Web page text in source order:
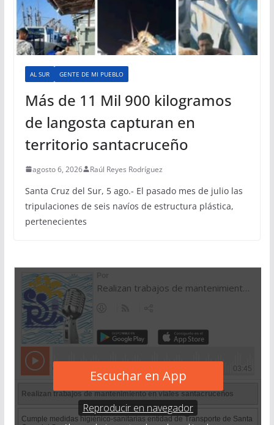
AL SUR GENTE DE MI PUEBLO
Más de 11 Mil 900 kilogramos
de langosta capturan en
territorio santacruceño
agosto 6, 2026 Raúl Reyes Rodríguez
Santa Cruz del Sur, 5 ago.- El pasado mes de julio las
tripulaciones de seis navíos de estructura plástica,
pertenecientes